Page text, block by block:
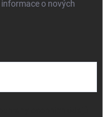
o nových